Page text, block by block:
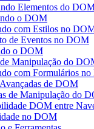
Elementos do
o DOM
com Estilos no
de Eventos no DOM
o DOM
Manipulação do
com Formulários
de DOM
de Manipulação do
DOM entre
no DOM